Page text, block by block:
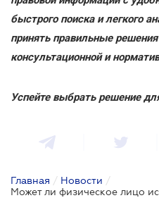
быстрого поиска и легкого
принять правильные
консультационной и
Успейте выбрать решение
Главная / Новости /